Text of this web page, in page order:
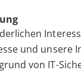
und unsere
von IT-